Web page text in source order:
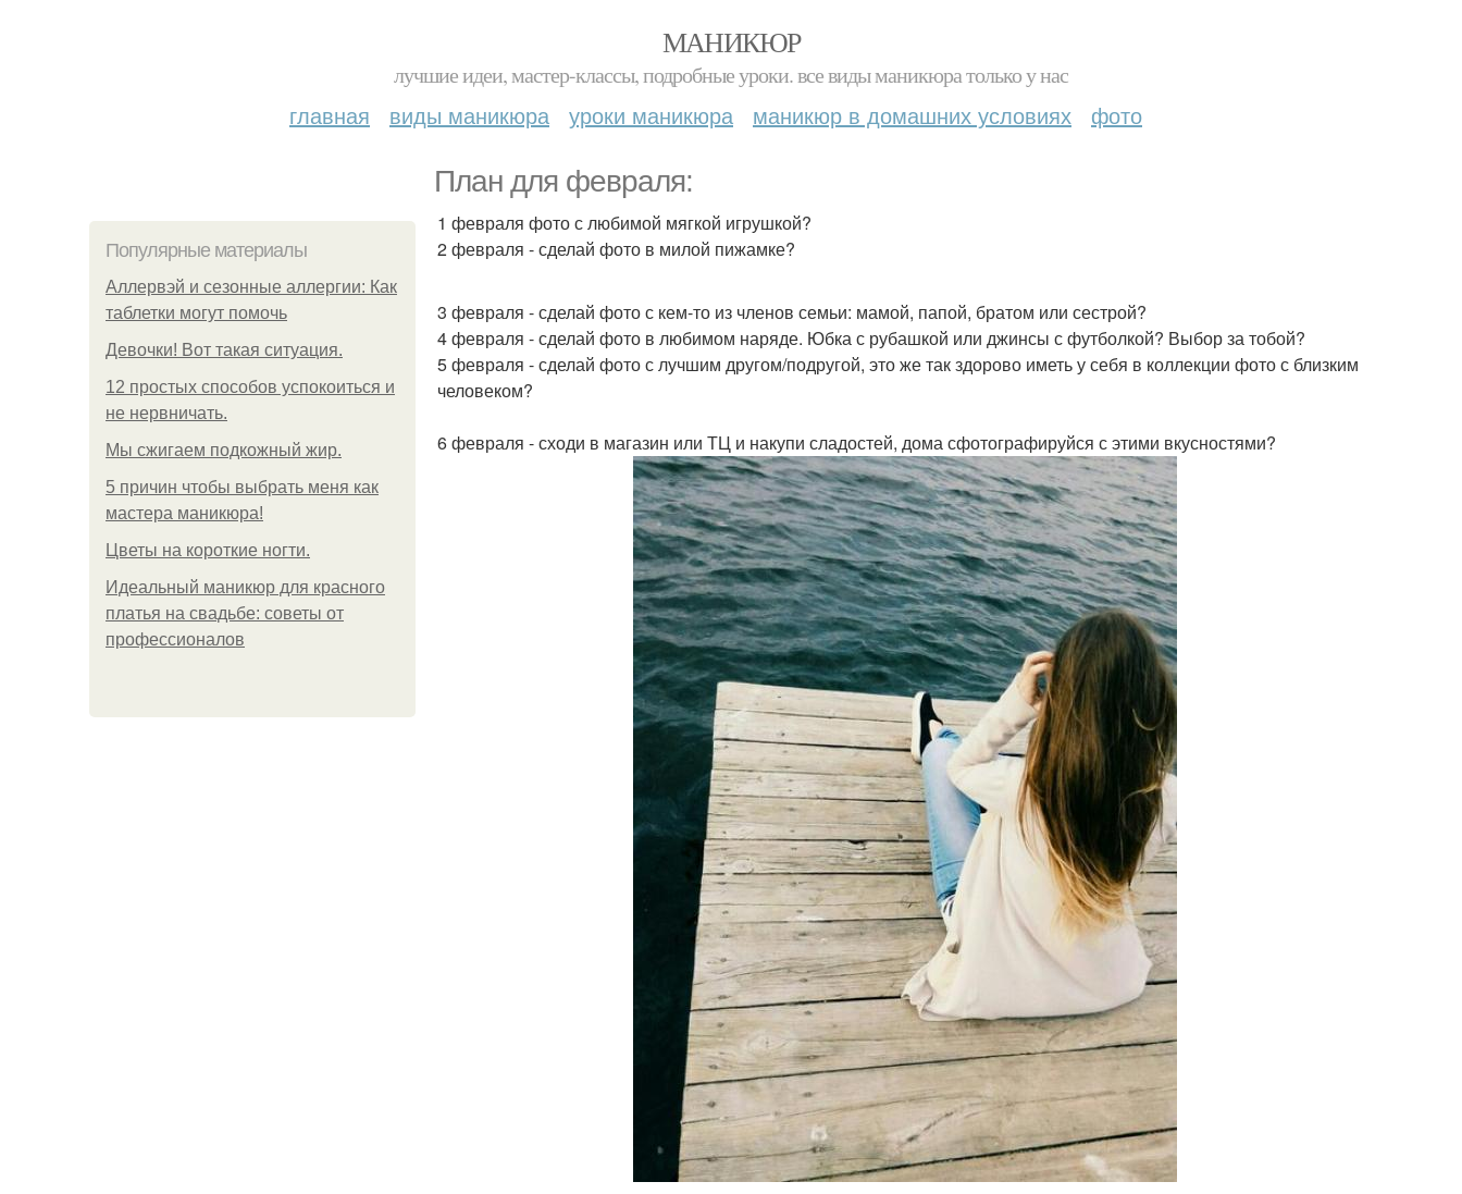
МАНИКЮР
лучшие идеи, мастер-классы, подробные уроки. все виды маникюра только у нас
главная виды маникюра уроки маникюра маникюр в домашних условиях фото
План для февраля:
Популярные материалы
Аллервэй и сезонные аллергии: Как
таблетки могут помочь
Девочки! Вот такая ситуация.
12 простых способов успокоиться и
не нервничать.
Мы сжигаем подкожный жир.
5 причин чтобы выбрать меня как
мастера маникюра!
Цветы на короткие ногти.
Идеальный маникюр для красного
платья на свадьбе: советы от
профессионалов
1 февраля фото с любимой мягкой игрушкой?
2 февраля - сделай фото в милой пижамке?
3 февраля - сделай фото с кем-то из членов семьи: мамой, папой, братом или сестрой?
4 февраля - сделай фото в любимом наряде. Юбка с рубашкой или джинсы с футболкой? Выбор за тобой?
5 февраля - сделай фото с лучшим другом/подругой, это же так здорово иметь у себя в коллекции фото с близким
человеком?
6 февраля - сходи в магазин или ТЦ и накупи сладостей, дома сфотографируйся с этими вкусностями?